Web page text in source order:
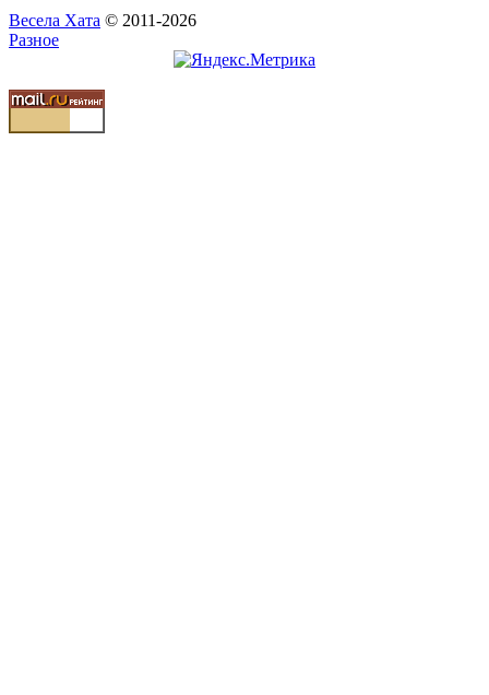
Весела Хата © 2011-2026
Разное